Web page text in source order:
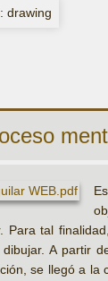
drawing
Para tal
A partir
se llegó a la